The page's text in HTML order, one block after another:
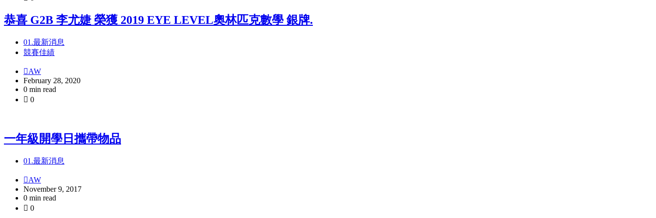
恭喜 G2B 李尤婕 榮獲 2019 EYE LEVEL奧林匹克數學 銀牌.
01.最新消息
競賽佳績
AW
February 28, 2020
0 min read
0
一年級開學日攜帶物品
01.最新消息
AW
November 9, 2017
0 min read
0